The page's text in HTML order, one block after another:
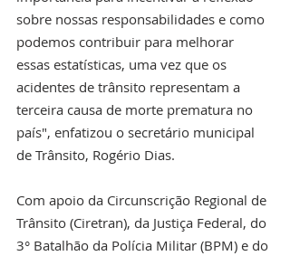
sobre nossas responsabilidades e como
podemos contribuir para melhorar
essas estatísticas, uma vez que os
acidentes de trânsito representam a
terceira causa de morte prematura no
país", enfatizou o secretário municipal
de Trânsito, Rogério Dias.
Com apoio da Circunscrição Regional de
Trânsito (Ciretran), da Justiça Federal, do
3° Batalhão da Polícia Militar (BPM) e do